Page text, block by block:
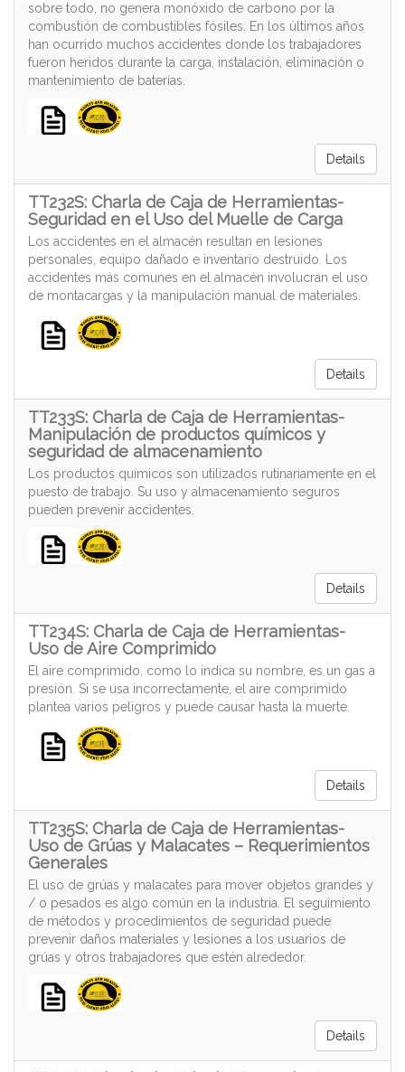
sobre todo, no genera monóxido de carbono por la
combustión de combustibles fósiles. En los últimos años
han ocurrido muchos accidentes donde los trabajadores
fueron heridos durante la carga, instalación, eliminación o
mantenimiento de baterías.
Details
TT232S: Charla de Caja de Herramientas-
Seguridad en el Uso del Muelle de Carga
Los accidentes en el almacén resultan en lesiones
personales, equipo dañado e inventario destruido. Los
accidentes más comunes en el almacén involucran el uso
de montacargas y la manipulación manual de materiales.
Details
TT233S: Charla de Caja de Herramientas-
Manipulación de productos químicos y
seguridad de almacenamiento
Los productos químicos son utilizados rutinariamente en el
puesto de trabajo. Su uso y almacenamiento seguros
pueden prevenir accidentes.
Details
TT234S: Charla de Caja de Herramientas-
Uso de Aire Comprimido
El aire comprimido, como lo indica su nombre, es un gas a
presión. Si se usa incorrectamente, el aire comprimido
plantea varios peligros y puede causar hasta la muerte.
Details
TT235S: Charla de Caja de Herramientas-
Uso de Grúas y Malacates – Requerimientos
Generales
El uso de grúas y malacates para mover objetos grandes y
/ o pesados es algo común en la industria. El seguimiento
de métodos y procedimientos de seguridad puede
prevenir daños materiales y lesiones a los usuarios de
grúas y otros trabajadores que estén alrededor.
Details